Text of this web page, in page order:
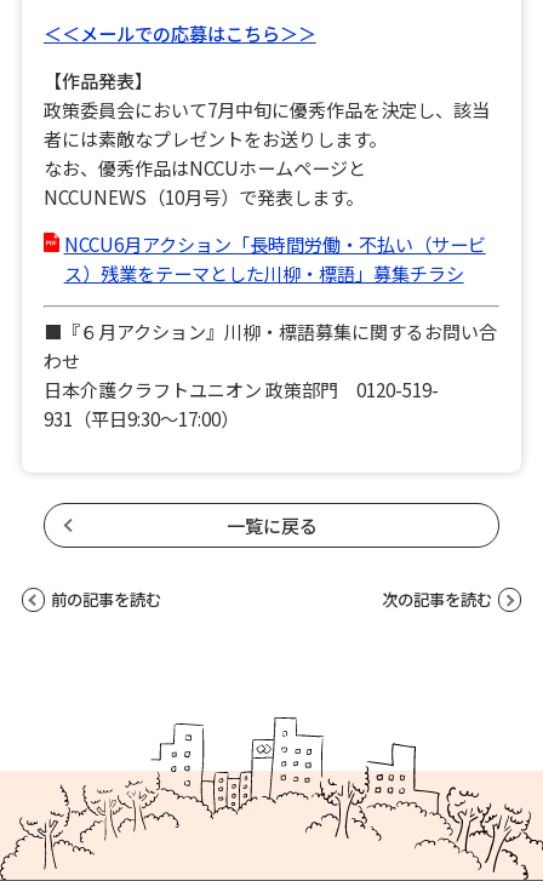
＜＜メールでの応募はこちら＞＞
【作品発表】
政策委員会において7月中旬に優秀作品を決定し、該当
者には素敵なプレゼントをお送りします。
なお、優秀作品はNCCUホームページと
NCCUNEWS（10月号）で発表します。
NCCU6月アクション「長時間労働・不払い（サービ
ス）残業をテーマとした川柳・標語」募集チラシ
■『６月アクション』川柳・標語募集に関するお問い合
わせ
日本介護クラフトユニオン 政策部門 0120-519-
931（平日9:30～17:00）
一覧に戻る
前の記事を読む 次の記事を読む